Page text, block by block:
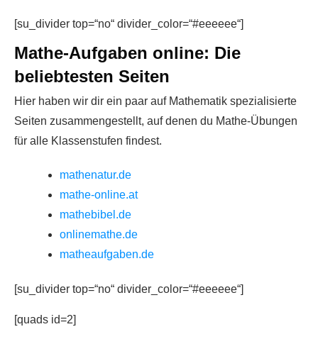
[su_divider top=“no“ divider_color=“#eeeeee“]
Mathe-Aufgaben online: Die
beliebtesten Seiten
Hier haben wir dir ein paar auf Mathematik spezialisierte
Seiten zusammengestellt, auf denen du Mathe-Übungen
für alle Klassenstufen findest.
mathenatur.de
mathe-online.at
mathebibel.de
onlinemathe.de
matheaufgaben.de
[su_divider top=“no“ divider_color=“#eeeeee“]
[quads id=2]